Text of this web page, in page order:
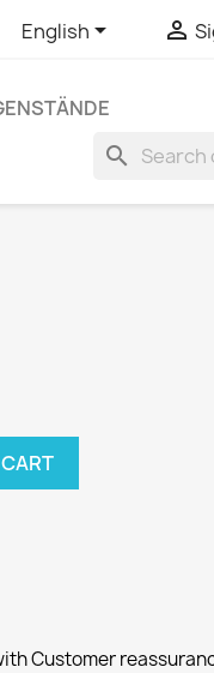
English 
search
Customer